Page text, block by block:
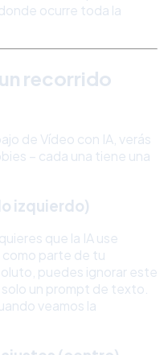
ocurre toda la
recorrido
de Vídeo con IA, verás
– cada una tiene una
izquierdo)
que la IA use
como parte de tu
puedes ignorar este
solo un prompt de texto.
veamos la